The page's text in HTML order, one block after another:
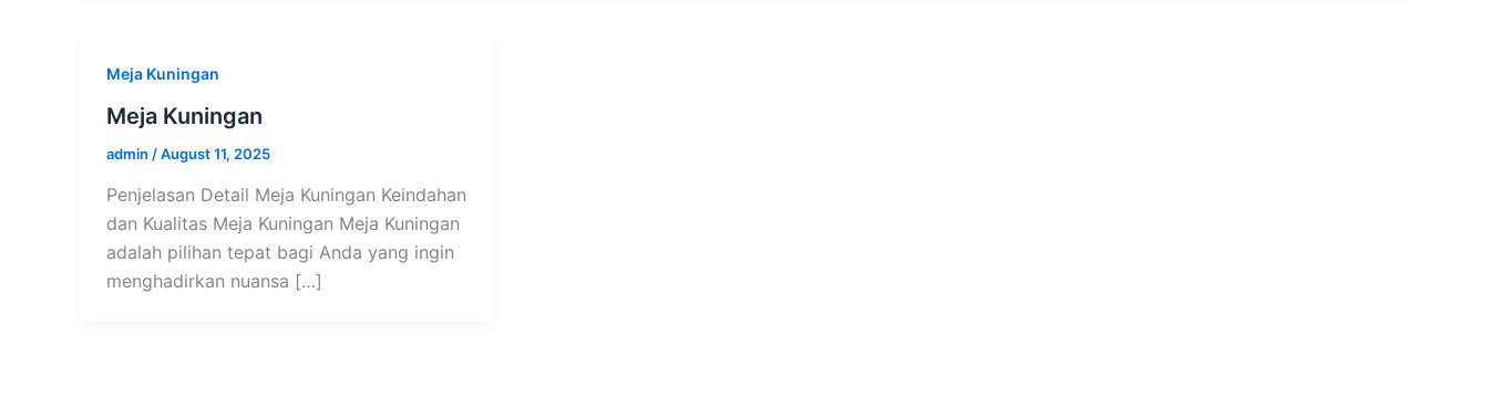
Meja Kuningan
Meja Kuningan
admin /August 11, 2025
Penjelasan Detail Meja Kuningan Keindahan
dan Kualitas Meja Kuningan Meja Kuningan
adalah pilihan tepat bagi Anda yang ingin
menghadirkan nuansa […]